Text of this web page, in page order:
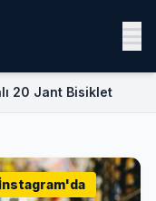
20 Jant Bisiklet